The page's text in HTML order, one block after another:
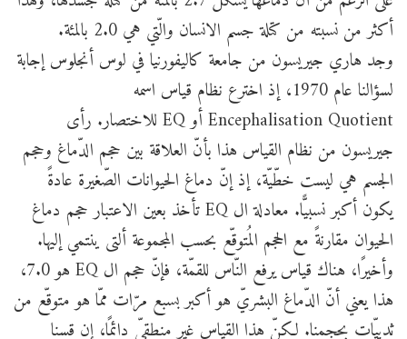
أكثر من نسبته من كتلة جسم الانسان والّتي هي 2.0 بالمئة.
وجد هاري جيريسون من جامعة كاليفورنيا في لوس أنجلوس إجابة
لسؤالنا عام 1970، إذ اخترع نظام قياس اسمه
Encephalisation Quotient أو EQ للاختصار. رأى
جيريسون من نظام القياس هذا بأنّ العلاقة بين حجم الدّماغ وحجم
الجسم هي ليست خطّيّة، إذ إنّ دماغ الحيوانات الصّغيرة عادةً
يكون أكبر نسبيًّا. معادلة ال EQ تأخذ بعين الاعتبار حجم دماغ
الحيوان مقارنةً مع الحجم المُتوقّع بحسب المجموعة ألتى ينتمي إليها.
وأخيرًا، هناك قياس يرفع النّاس للقمّة، فإنّ حجم ال EQ هو 7.0،
هذا يعني أنّ الدّماغ البشريّ هو أكبر بسبع مرّات ممّا هو متوقّع من
ثدييّات بحجمنا. لكنّ هذا القياس غير منطقيّ دائمًا، إن قسنا